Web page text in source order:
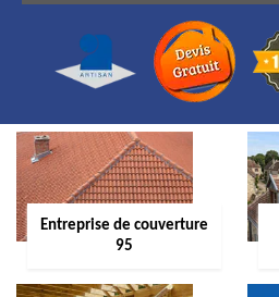
Entreprise de couverture
95